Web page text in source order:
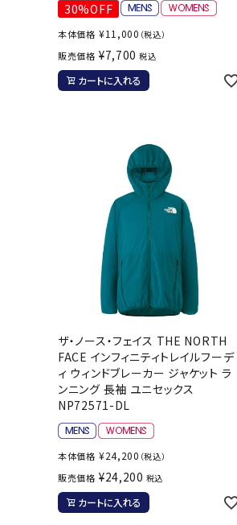
30%OFF
本体価格 ¥11,000 （税込）
販売価格 ¥7,700 税込
カートに入れる
ザ・ノース・フェイス THE NORTH
FACE インフィニティトレイルフーデ
ィ ウィンドブレーカー ジャケット ラ
ンニング 長袖 ユニセックス
NP72571-DL
本体価格 ¥24,200 （税込）
販売価格 ¥24,200 税込
カートに入れる